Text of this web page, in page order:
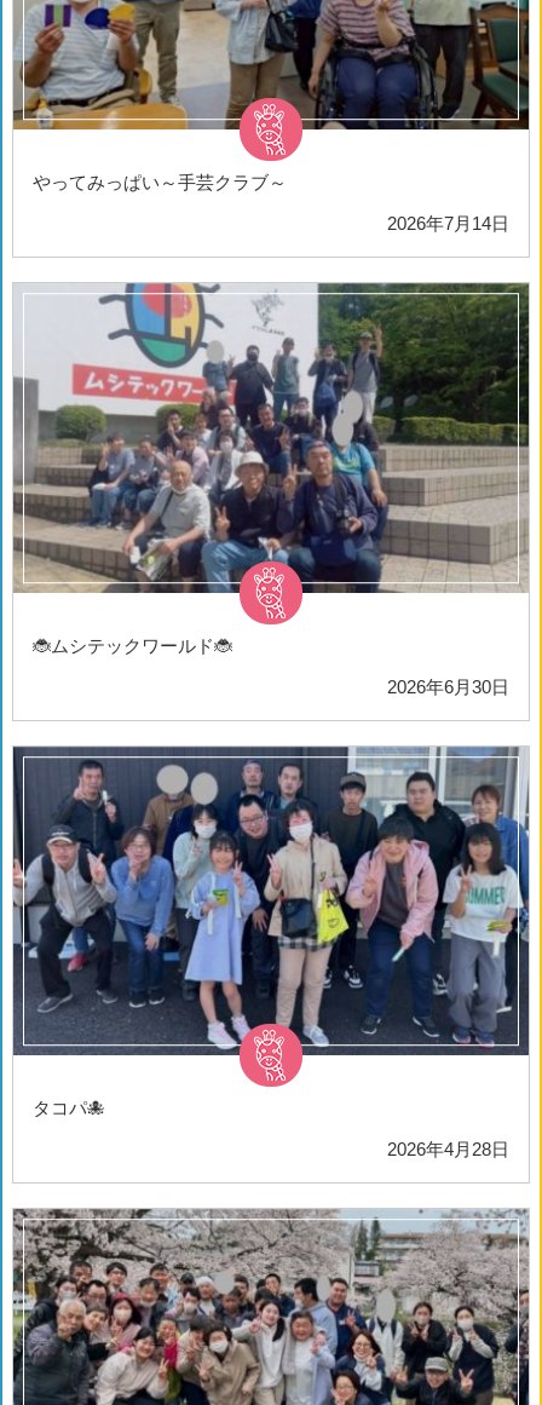
やってみっぱい～手芸クラブ～
2026年7月14日
🐞ムシテックワールド🐞
2026年6月30日
タコパ🐙
2026年4月28日